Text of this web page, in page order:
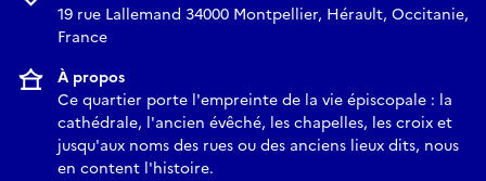
19 rue Lallemand 34000 Montpellier, Hérault, Occitanie,
France
À propos
Ce quartier porte l'empreinte de la vie épiscopale : la
cathédrale, l'ancien évêché, les chapelles, les croix et
jusqu'aux noms des rues ou des anciens lieux dits, nous
en content l'histoire.